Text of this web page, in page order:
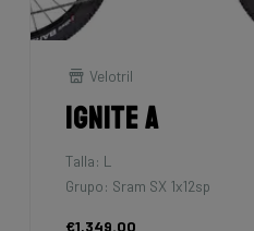
Velotril
Ignite A
Talla: L
Grupo: Sram SX 1x12sp
€1,349.00